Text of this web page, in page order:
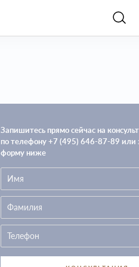
Запишитесь прямо сейчас на
по телефону +7 (495) 646-87-89 или
форму ниже